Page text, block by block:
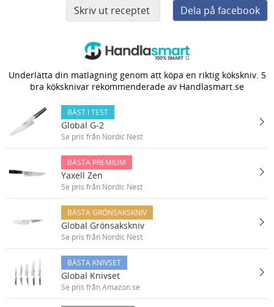
Skriv ut receptet Dela på facebook
Underlätta din matlagning genom att köpa en riktig kökskniv. 5
bra köksknivar rekommenderade av Handlasmart.se
BÄST I TEST
Global G-2
Se pris från Nordic Nest
BÄSTA PREMIUM
Yaxell Zen
Se pris från Nordic Nest
BÄSTA GRÖNSAKSKNIV
Global Grönsakskniv
Se pris från Nordic Nest
BÄSTA KNIVSET
Global Knivset
Se pris från Amazon.se